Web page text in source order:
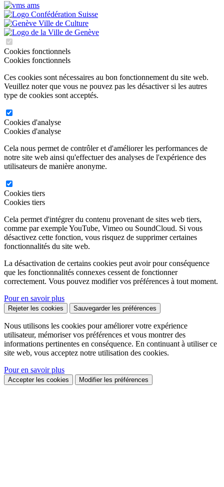
Cookies fonctionnels
Cookies fonctionnels
Ces cookies sont nécessaires au bon fonctionnement du site web.
Veuillez noter que vous ne pouvez pas les désactiver si les autres
type de cookies sont acceptés.
Cookies d'analyse
Cookies d'analyse
Cela nous permet de contrôler et d'améliorer les performances de
notre site web ainsi qu'effectuer des analyses de l'expérience des
utilisateurs de manière anonyme.
Cookies tiers
Cookies tiers
Cela permet d'intégrer du contenu provenant de sites web tiers,
comme par exemple YouTube, Vimeo ou SoundCloud. Si vous
désactivez cette fonction, vous risquez de supprimer certaines
fonctionnalités du site web.
La désactivation de certains cookies peut avoir pour conséquence
que les fonctionnalités connexes cessent de fonctionner
correctement. Vous pouvez modifier vos préférences à tout moment.
Pour en savoir plus
Rejeter les cookies Sauvegarder les préférences
Nous utilisons les cookies pour améliorer votre expérience
utilisateur, mémoriser vos préférences et vous montrer des
informations pertinentes en conséquence. En continuant à utiliser ce
site web, vous acceptez notre utilisation des cookies.
Pour en savoir plus
Accepter les cookies Modifier les préférences